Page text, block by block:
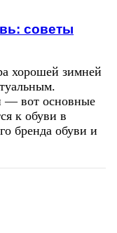
советы
хорошей зимней
— вот основные
к обуви в
бренда обуви и